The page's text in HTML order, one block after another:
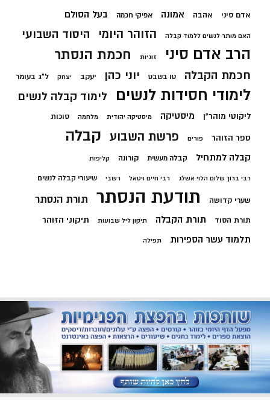
אדם סיני אהבה אמונה אפיקי חכמה בעל הסולם
האם מותר לנשים ללמוד קבלה הזוהר היומי היסוד השבועי
הרב אדם סיני זוגיות חכמת הנסתר
חכמת הקבלה טו בשבט יוני כהן יעקב יצחק ל"ג בעומר
לימודי חסידות לנשים לימוד קבלה לנשים
ליקוטי מוהר"ן מיסטיקה מיסטיקה יהודית מלחמה סוכות
ספר הזוהר פורים פרשת השבוע קבלה
קבלה למתחיל קבלה מעשית קורונה קליפות
רבי ברוך שלום הלוי אשלג רבי חיים ויטאל רשבי שיעורי קבלה לנשים
שערי קדושה תודעת הנסתר תורת הנסתר
תורת הסוד תורת הקבלה תיקון ליל שבועות תיקוני הזוהר
תלמוד עשר הספירות תפילה